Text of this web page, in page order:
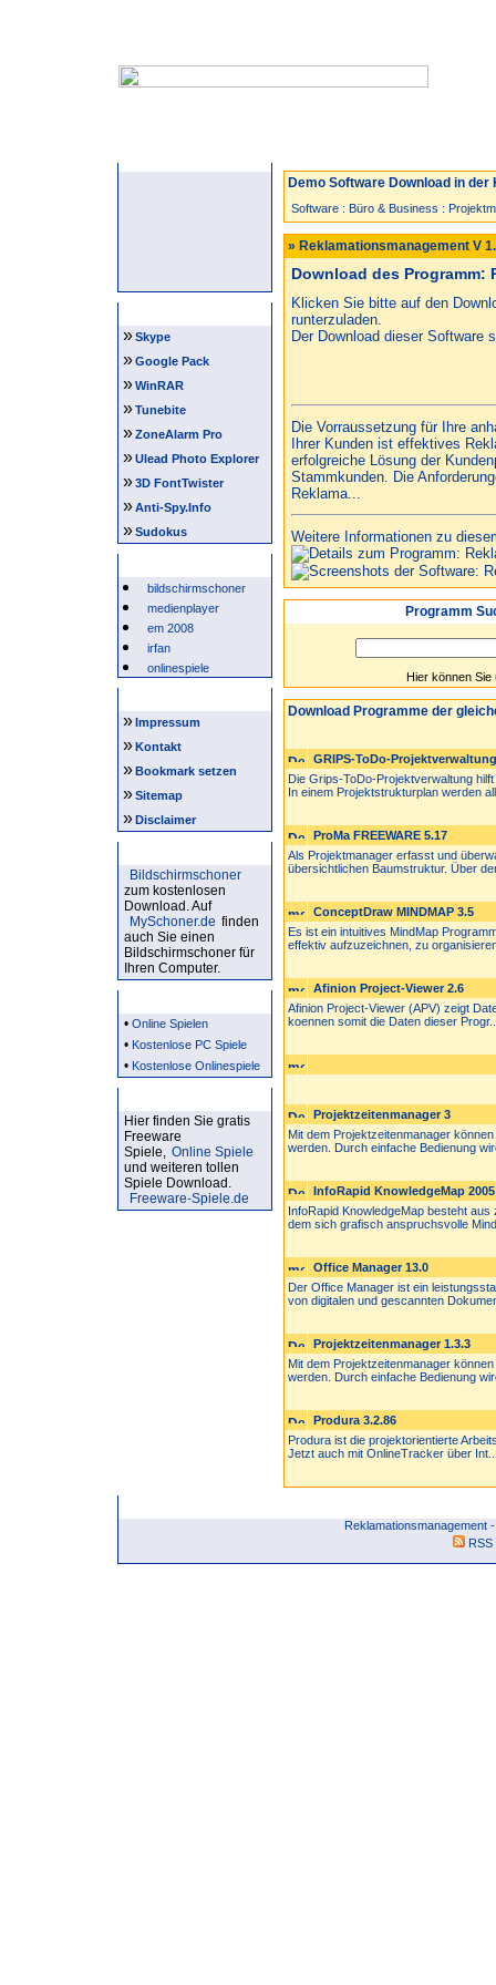
»Skype
»Google Pack
»WinRAR
»Tunebite
»ZoneAlarm Pro
»Ulead Photo Explorer
»3D FontTwister
»Anti-Spy.Info
»Sudokus
bildschirmschoner
medienplayer
em 2008
irfan
onlinespiele
»Impressum
»Kontakt
»Bookmark setzen
»Sitemap
»Disclaimer
Bildschirmschoner
zum kostenlosen
Download. Auf
MySchoner.de finden
auch Sie einen
Bildschirmschoner für
Ihren Computer.
• Online Spielen
• Kostenlose PC Spiele
• Kostenlose Onlinespiele
Hier finden Sie gratis
Freeware
Spiele, Online Spiele
und weiteren tollen
Spiele Download.
Freeware-Spiele.de
Demo Software Download in der
Software : Büro & Business :
» Reklamationsmanagement V
Download des Programm:
Klicken Sie bitte auf den
runterzuladen.
Der Download dieser Software
Die Vorraussetzung für Ihre
Ihrer Kunden ist effektives
erfolgreiche Lösung der
Stammkunden. Die
Reklama...
Weitere Informationen zu
Programm
Hier können
Download Programme der
GRIPS-ToDo-
Die Grips-ToDo-Projektverwaltung
In einem Projektstrukturplan werden
ProMa FREEWARE 5.17
Als Projektmanager erfasst und
übersichtlichen Baumstruktur. Über
ConceptDraw MINDMAP 3.5
Es ist ein intuitives MindMap
effektiv aufzuzeichnen, zu
Afinion Project-Viewer 2.6
Afinion Project-Viewer (APV) zeigt
koennen somit die Daten dieser
Projektzeitenmanager 3
Mit dem Projektzeitenmanager
werden. Durch einfache Bedienung
InfoRapid KnowledgeMap 2005
InfoRapid KnowledgeMap besteht
dem sich grafisch anspruchsvolle
Office Manager 13.0
Der Office Manager ist ein
von digitalen und gescannten
Projektzeitenmanager 1.3.3
Mit dem Projektzeitenmanager
werden. Durch einfache Bedienung
Produra 3.2.86
Produra ist die projektorientierte
Jetzt auch mit OnlineTracker über
Reklamationsmanagement